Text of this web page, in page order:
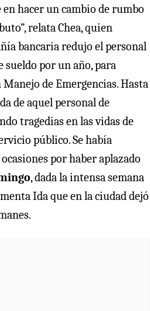
en hacer un cambio de rumbo
relata Chea, quien
bancaria redujo el personal
sueldo por un año, para
de Emergencias. Hasta
de aquel personal de
tragedias en las vidas de
público. Se había
por haber aplazado
, dada la intensa semana
Ida que en la ciudad dejó